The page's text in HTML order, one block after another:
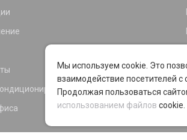
Мы используем cookie. Это
взаимодействие посетителей с
Продолжая пользоваться
использованием файлов cookie.